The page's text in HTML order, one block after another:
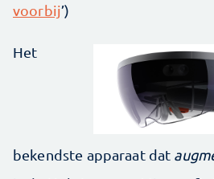
voorbij’)
Het
bekendste apparaat dat